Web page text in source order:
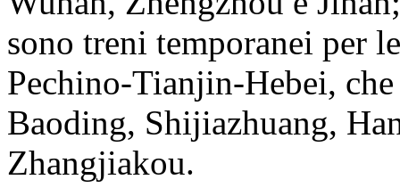
sono treni temporanei per
Pechino-Tianjin-Hebei,
Baoding, Shijiazhuang,
Zhangjiakou.